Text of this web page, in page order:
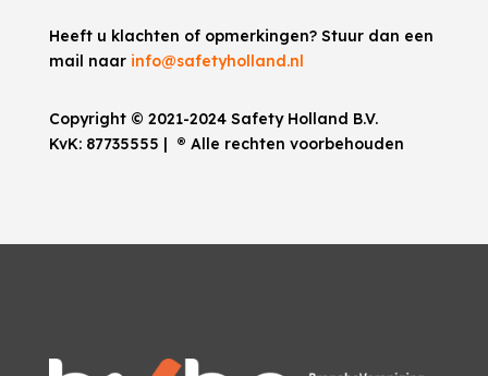
Heeft u klachten of opmerkingen? Stuur dan een
mail naar info@safetyholland.nl
Copyright © 2021-2024 Safety Holland B.V.
KvK: 87735555 | ® Alle rechten voorbehouden